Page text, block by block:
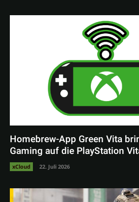
Homebrew-App Green Vita
Gaming auf die PlayStation
xCloud 22. Juli 2026